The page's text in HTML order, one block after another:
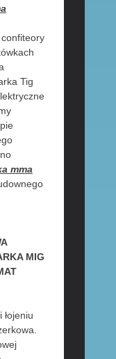
Tig
mma
MIG